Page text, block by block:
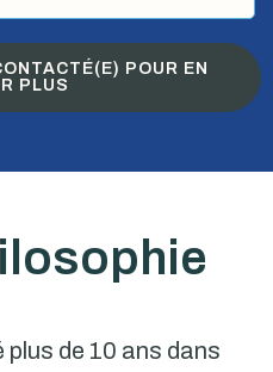
POUR EN
PLUS
de 10 ans dans